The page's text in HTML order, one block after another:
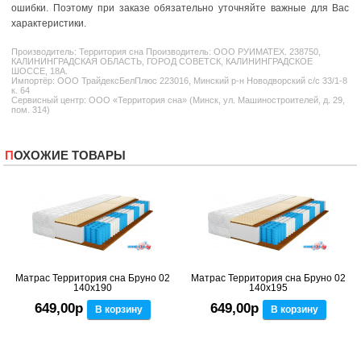
ошибки. Поэтому при заказе обязательно уточняйте важные для Вас
характеристики.
Производитель:Территория сна Производитель: ООО РУИМАТЕХ. 238750,
КАЛИНИНГРАДСКАЯ ОБЛАСТЬ, ГОРОД СОВЕТСК, КАЛИНИНГРАДСКОЕ
ШОССЕ, 18А.
Импортёр: ООО ТрайдексБелПлюс 223016, Минский р-н Новодворский с/с 33/1-8
к. 64
Сервисный центр: ООО «Территория сна» (Минск, ул. Машиностроителей, д. 29,
пом. 314)
ПОХОЖИЕ ТОВАРЫ
Матрас Территория сна Бруно 02
140x190
649,00р В корзину
Матрас Территория сна Бруно 02
140x195
649,00р В корзину